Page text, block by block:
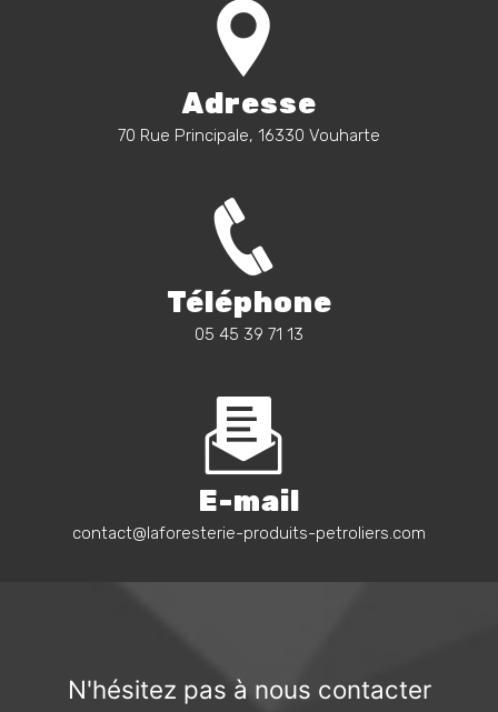
Adresse
70 Rue Principale, 16330 Vouharte
Téléphone
05 45 39 71 13
E-mail
contact@laforesterie-produits-petroliers.com
N'hésitez pas à nous contacter